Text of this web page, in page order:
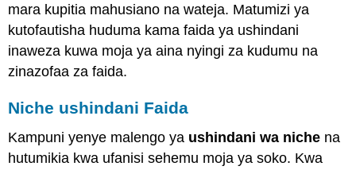
mara kupitia mahusiano na wateja. Matumizi ya
kutofautisha huduma kama faida ya ushindani
inaweza kuwa moja ya aina nyingi za kudumu na
zinazofaa za faida.
Niche ushindani Faida
Kampuni yenye malengo ya ushindani wa niche na
hutumikia kwa ufanisi sehemu moja ya soko. Kwa